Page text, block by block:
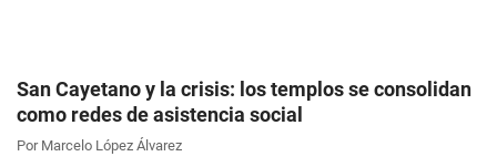
San Cayetano y la crisis: los templos se consolidan
como redes de asistencia social
Por Marcelo López Álvarez